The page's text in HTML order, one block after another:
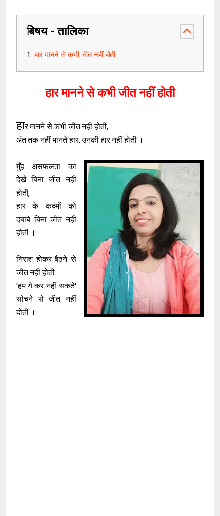
बिषय - तालिका
हार मानने से कभी जीत नहीं होती
हार मानने से कभी जीत नहीं होती
हार मानने से कभी जीत नहीं होती,
अंत तक नहीं मानते हार, उनकी हार नहीं होती ।
मुँह असफलता का
देखे बिना जीत नहीं
होती,
हार के कदमों को
दबाये बिना जीत नहीं
होती ।
निराश होकर बैठने से
जीत नहीं होती,
'हम ये कर नहीं सकते'
सोचने से जीत नहीं
होती ।